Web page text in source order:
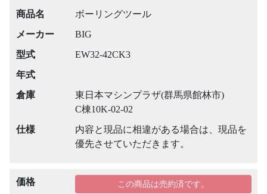
商品名
ボーリングツール
メーカー
BIG
型式
EW32-42CK3
年式
倉庫
東日本マシンプラザ(群馬県館林市)
C棟10K-02-02
仕様
内容と現品に相違がある場合は、現品を
優先させていただきます。
価格 この商品は売約済です。